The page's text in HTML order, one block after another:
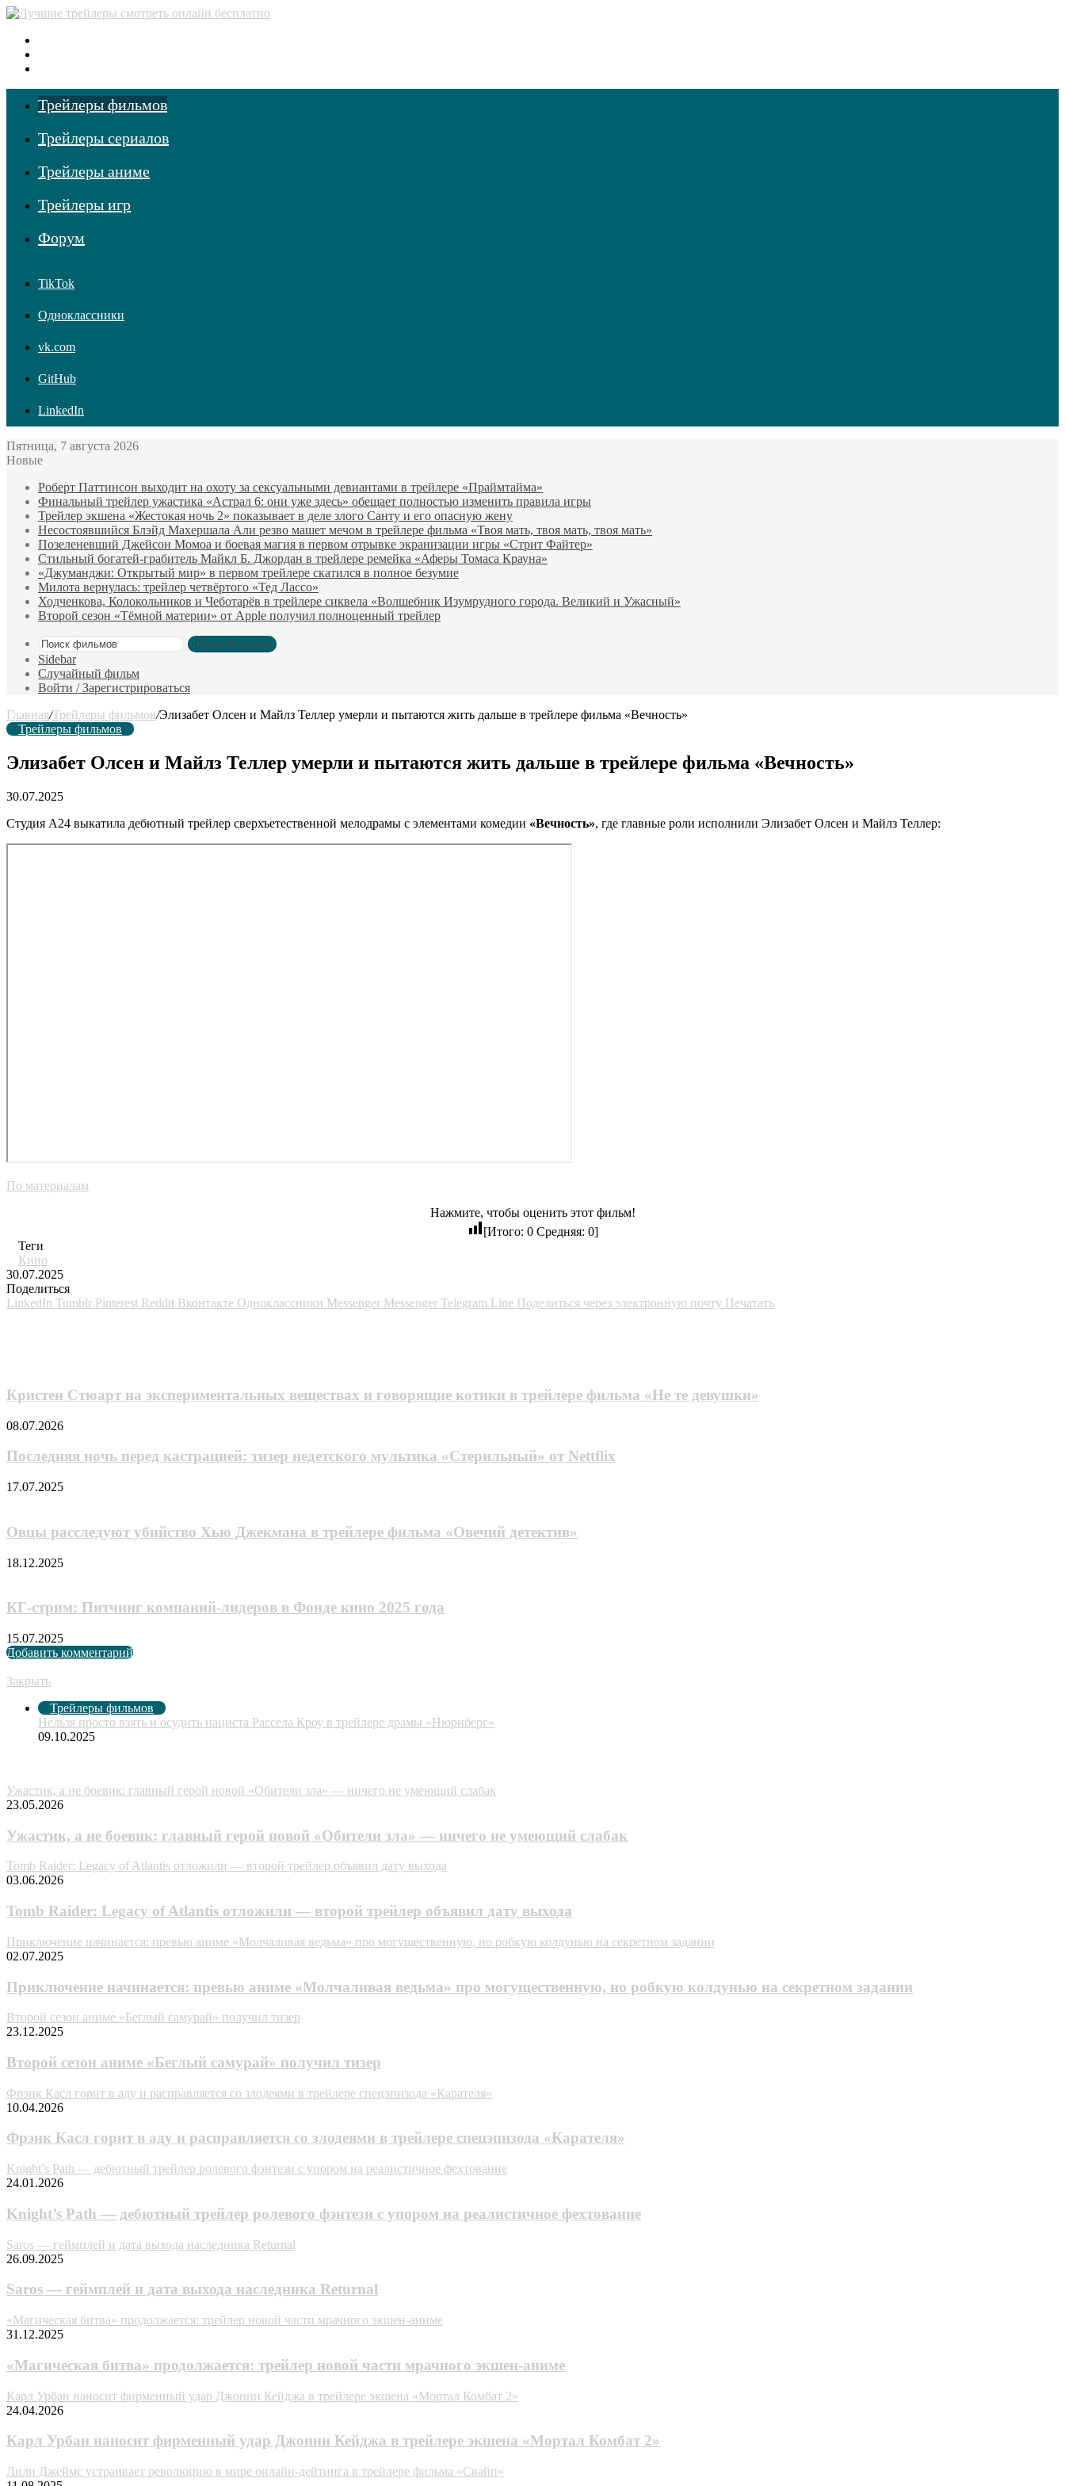
Трейлеры фильмов
Трейлеры сериалов
Трейлеры аниме
Трейлеры игр
Форум
TikTok
Одноклассники
vk.com
GitHub
LinkedIn
Пятница, 7 августа 2026
Новые
Роберт Паттинсон выходит на охоту за сексуальными девиантами в трейлере «Праймтайма»
Финальный трейлер ужастика «Астрал 6: они уже здесь» обещает полностью изменить правила игры
Трейлер экшена «Жестокая ночь 2» показывает в деле злого Санту и его опасную жену
Несостоявшийся Блэйд Махершала Али резво машет мечом в трейлере фильма «Твоя мать, твоя мать, твоя мать»
Позеленевший Джейсон Момоа и боевая магия в первом отрывке экранизации игры «Стрит Файтер»
Стильный богатей-грабитель Майкл Б. Джордан в трейлере ремейка «Аферы Томаса Крауна»
«Джуманджи: Открытый мир» в первом трейлере скатился в полное безумие
Милота вернулась: трейлер четвёртого «Тед Лассо»
Ходченкова, Колокольников и Чеботарёв в трейлере сиквела «Волшебник Изумрудного города. Великий и Ужасный»
Второй сезон «Тёмной материи» от Apple получил полноценный трейлер
Поиск фильмов
Sidebar
Случайный фильм
Войти / Зарегистрироваться
Главная/Трейлеры фильмов/Элизабет Олсен и Майлз Теллер умерли и пытаются жить дальше в трейлере фильма «Вечность»
Трейлеры фильмов
Элизабет Олсен и Майлз Теллер умерли и пытаются жить дальше в трейлере фильма «Вечность»
30.07.2025
Студия А24 выкатила дебютный трейлер сверхъетественной мелодрамы с элементами комедии «Вечность», где главные роли исполнили Элизабет Олсен и Майлз Теллер:
По материалам
Нажмите, чтобы оценить этот фильм!
[Итого: 0Средняя: 0]
Теги
Кино
30.07.2025
Поделиться
LinkedIn Tumblr Pinterest Reddit Вконтакте Одноклассники Messenger Messenger Telegram Line Поделиться через электронную почту Печатать
Кристен Стюарт на экспериментальных веществах и говорящие котики в трейлере фильма «Не те девушки»
08.07.2026
Последняя ночь перед кастрацией: тизер недетского мультика «Стерильный» от Nettflix
17.07.2025
Овцы расследуют убийство Хью Джекмана в трейлере фильма «Овечий детектив»
18.12.2025
КГ-стрим: Питчинг компаний-лидеров в Фонде кино 2025 года
15.07.2025
Добавить комментарий
Закрыть
Трейлеры фильмов
Нельзя просто взять и осудить нациста Рассела Кроу в трейлере драмы «Нюрнберг»
09.10.2025
Ужастик, а не боевик: главный герой новой «Обители зла» — ничего не умеющий слабак
23.05.2026
Ужастик, а не боевик: главный герой новой «Обители зла» — ничего не умеющий слабак
Tomb Raider: Legacy of Atlantis отложили — второй трейлер объявил дату выхода
03.06.2026
Tomb Raider: Legacy of Atlantis отложили — второй трейлер объявил дату выхода
Приключение начинается: превью аниме «Молчаливая ведьма» про могущественную, но робкую колдунью на секретном задании
02.07.2025
Приключение начинается: превью аниме «Молчаливая ведьма» про могущественную, но робкую колдунью на секретном задании
Второй сезон аниме «Беглый самурай» получил тизер
23.12.2025
Второй сезон аниме «Беглый самурай» получил тизер
Фрэнк Касл горит в аду и расправляется со злодеями в трейлере спецэпизода «Карателя»
10.04.2026
Фрэнк Касл горит в аду и расправляется со злодеями в трейлере спецэпизода «Карателя»
Knight’s Path — дебютный трейлер ролевого фэнтези с упором на реалистичное фехтование
24.01.2026
Knight’s Path — дебютный трейлер ролевого фэнтези с упором на реалистичное фехтование
Saros — геймплей и дата выхода наследника Returnal
26.09.2025
Saros — геймплей и дата выхода наследника Returnal
«Магическая битва» продолжается: трейлер новой части мрачного экшен-аниме
31.12.2025
«Магическая битва» продолжается: трейлер новой части мрачного экшен-аниме
Карл Урбан наносит фирменный удар Джонни Кейджа в трейлере экшена «Мортал Комбат 2»
24.04.2026
Карл Урбан наносит фирменный удар Джонни Кейджа в трейлере экшена «Мортал Комбат 2»
Лили Джеймс устраивает революцию в мире онлайн-дейтинга в трейлере фильма «Свайп»